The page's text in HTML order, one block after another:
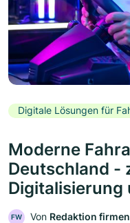
Digitale Lösungen für
Moderne
Deutschland -
FW Von Redaktion